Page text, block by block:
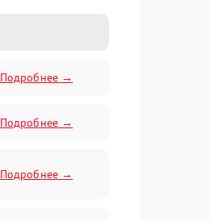
Подробнее →
Подробнее →
Подробнее →